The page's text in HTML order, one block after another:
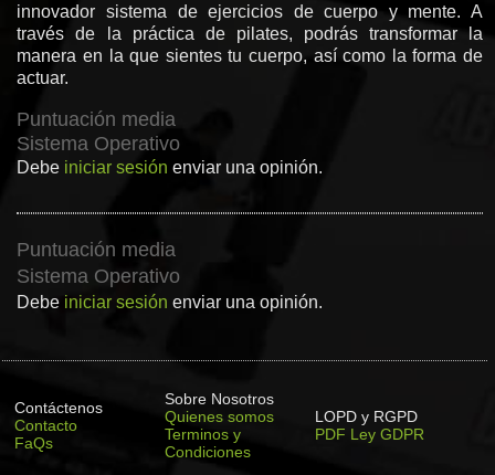
innovador sistema de ejercicios de cuerpo y mente. A
través de la práctica de pilates, podrás transformar la
manera en la que sientes tu cuerpo, así como la forma de
actuar.
Puntuación media
Sistema Operativo
Debe iniciar sesión enviar una opinión.
Puntuación media
Sistema Operativo
Debe iniciar sesión enviar una opinión.
Contáctenos
Contacto
FaQs
Sobre Nosotros
Quienes somos
Terminos y
Condiciones
LOPD y RGPD
PDF Ley GDPR